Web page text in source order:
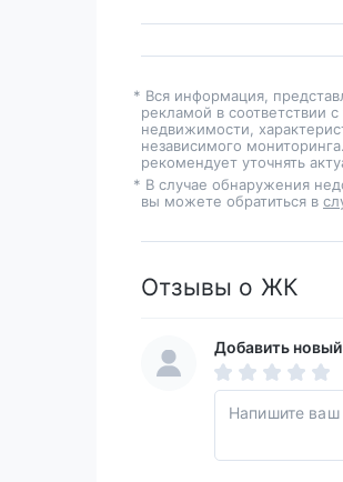
* Вся информация,
рекламой в соответствии
недвижимости,
независимого
рекомендует уточнять
* В случае обнаружения
вы можете обратиться в
Отзывы о ЖК
Добавить